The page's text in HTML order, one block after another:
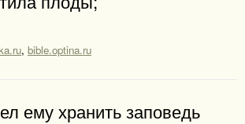
, bible.optina.ru
ему хранить заповедь